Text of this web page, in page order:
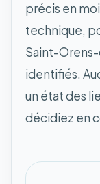
précis en
technique,
Saint-
identifiés.
un état des
décidiez en